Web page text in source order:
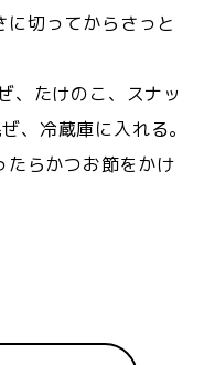
に切ってからさっと
、たけのこ、スナッ
、冷蔵庫に入れる。
らかつお節をかけ